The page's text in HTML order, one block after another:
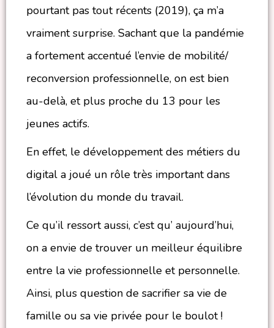
pourtant pas tout récents (2019), ça m’a
vraiment surprise. Sachant que la pandémie
a fortement accentué l’envie de mobilité/
reconversion professionnelle, on est bien
au-delà, et plus proche du 13 pour les
jeunes actifs.
En effet, le développement des métiers du
digital a joué un rôle très important dans
l’évolution du monde du travail.
Ce qu’il ressort aussi, c’est qu’ aujourd’hui,
on a envie de trouver un meilleur équilibre
entre la vie professionnelle et personnelle.
Ainsi, plus question de sacrifier sa vie de
famille ou sa vie privée pour le boulot !